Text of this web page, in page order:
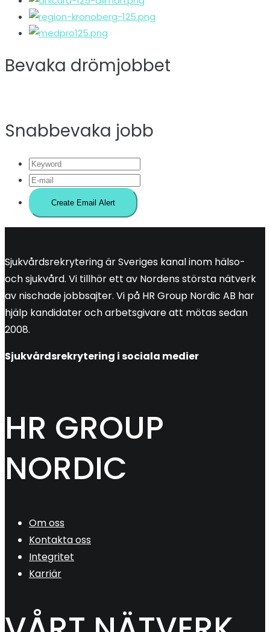
Bevaka drömjobbet
Snabbevaka jobb
Sjukvårdsrekrytering är Sveriges kanal inom hälso-
och sjukvård. Vi tillhör ett av Nordens största nätverk
av nischade jobbsajter. Vi på HR Group Nordic AB har
hjälp kandidater och arbetsgivare att mötas sedan
2008.
Sjukvårdsrekrytering i sociala medier
HR GROUP
NORDIC
Om oss
Kontakta oss
Integritet
Karriär